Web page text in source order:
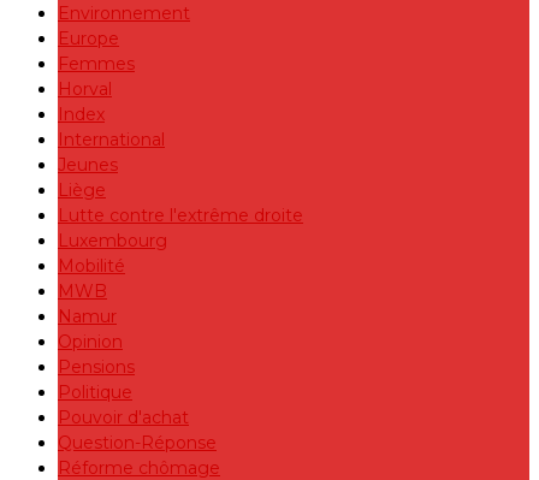
Environnement
Europe
Femmes
Horval
Index
International
Jeunes
Liège
Lutte contre l'extrême droite
Luxembourg
Mobilité
MWB
Namur
Opinion
Pensions
Politique
Pouvoir d'achat
Question-Réponse
Réforme chômage